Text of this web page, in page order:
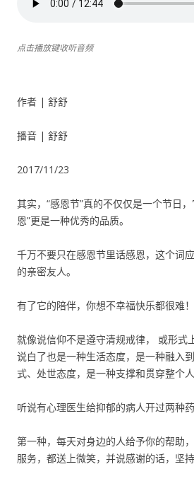
点击播放键收听音频
作者 | 舒舒
播音 | 舒舒
2017/11/23
其实，“感恩节”真的不仅仅是一个节日
恩”更是一种优秀的品质。
千万不要只在感恩节里话感恩，这个词
的亲密友人。
有了它的陪伴，你想不幸福快乐都很难！
就像说信仰不是遵守清规戒律， 或形式
说白了也是一种生活态度，是一种融入
式、处世态度，是一种支撑和贯穿整个人
听说有心理医生给抑郁的病人开过两种药
第一种，每天对身边的人给予你的帮助
服务，都送上微笑，并说感谢的话，坚持